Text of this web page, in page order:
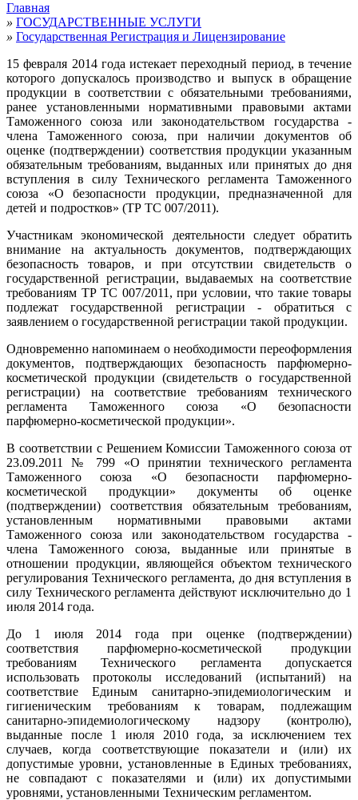
Главная
» ГОСУДАРСТВЕННЫЕ УСЛУГИ
» Государственная Регистрация и Лицензирование
15 февраля 2014 года истекает переходный период, в течение
которого допускалось производство и выпуск в обращение
продукции в соответствии с обязательными требованиями,
ранее установленными нормативными правовыми актами
Таможенного союза или законодательством государства -
члена Таможенного союза, при наличии документов об
оценке (подтверждении) соответствия продукции указанным
обязательным требованиям, выданных или принятых до дня
вступления в силу Технического регламента Таможенного
союза «О безопасности продукции, предназначенной для
детей и подростков» (ТР ТС 007/2011).
Участникам экономической деятельности следует обратить
внимание на актуальность документов, подтверждающих
безопасность товаров, и при отсутствии свидетельств о
государственной регистрации, выдаваемых на соответствие
требованиям ТР ТС 007/2011, при условии, что такие товары
подлежат государственной регистрации - обратиться с
заявлением о государственной регистрации такой продукции.
Одновременно напоминаем о необходимости переоформления
документов, подтверждающих безопасность парфюмерно-
косметической продукции (свидетельств о государственной
регистрации) на соответствие требованиям технического
регламента Таможенного союза «О безопасности
парфюмерно-косметической продукции».
В соответствии с Решением Комиссии Таможенного союза от
23.09.2011 № 799 «О принятии технического регламента
Таможенного союза «О безопасности парфюмерно-
косметической продукции» документы об оценке
(подтверждении) соответствия обязательным требованиям,
установленным нормативными правовыми актами
Таможенного союза или законодательством государства -
члена Таможенного союза, выданные или принятые в
отношении продукции, являющейся объектом технического
регулирования Технического регламента, до дня вступления в
силу Технического регламента действуют исключительно до 1
июля 2014 года.
До 1 июля 2014 года при оценке (подтверждении)
соответствия парфюмерно-косметической продукции
требованиям Технического регламента допускается
использовать протоколы исследований (испытаний) на
соответствие Единым санитарно-эпидемиологическим и
гигиеническим требованиям к товарам, подлежащим
санитарно-эпидемиологическому надзору (контролю),
выданные после 1 июля 2010 года, за исключением тех
случаев, когда соответствующие показатели и (или) их
допустимые уровни, установленные в Единых требованиях,
не совпадают с показателями и (или) их допустимыми
уровнями, установленными Техническим регламентом.